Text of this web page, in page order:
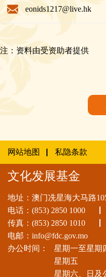
eonids1217@live.hk
注：资料由受资助者提供
网站地图 私隐条款
文化发展基金
地址：澳门冼星海大马路
电话： (853) 2850 1000
传真：(853) 2850 1010
电邮： info@fdc.gov.mo
办公时间： 星期一至星期
星期五
星期六、日及